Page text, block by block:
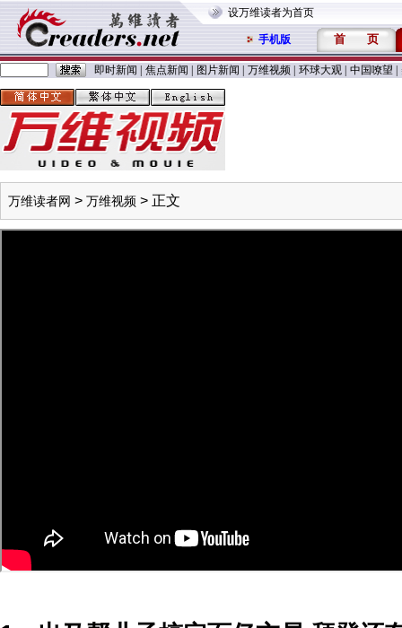
设万维读者为首页
手机版 首 页
即时新闻 焦点新闻 图片新闻 万维视频 环球大观 中国嘹望
万维读者网 > 万维视频 > 正文